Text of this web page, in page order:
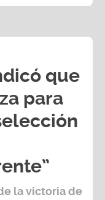
que
para
la victoria de